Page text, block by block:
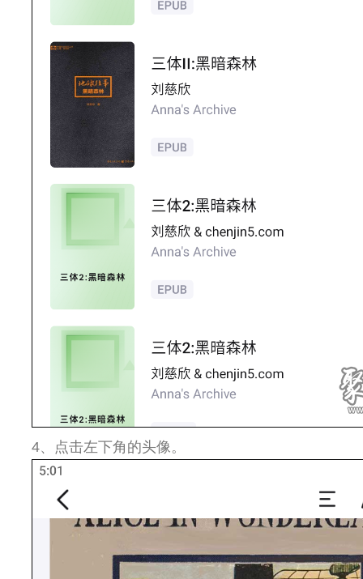
4、点击左下角的头像。